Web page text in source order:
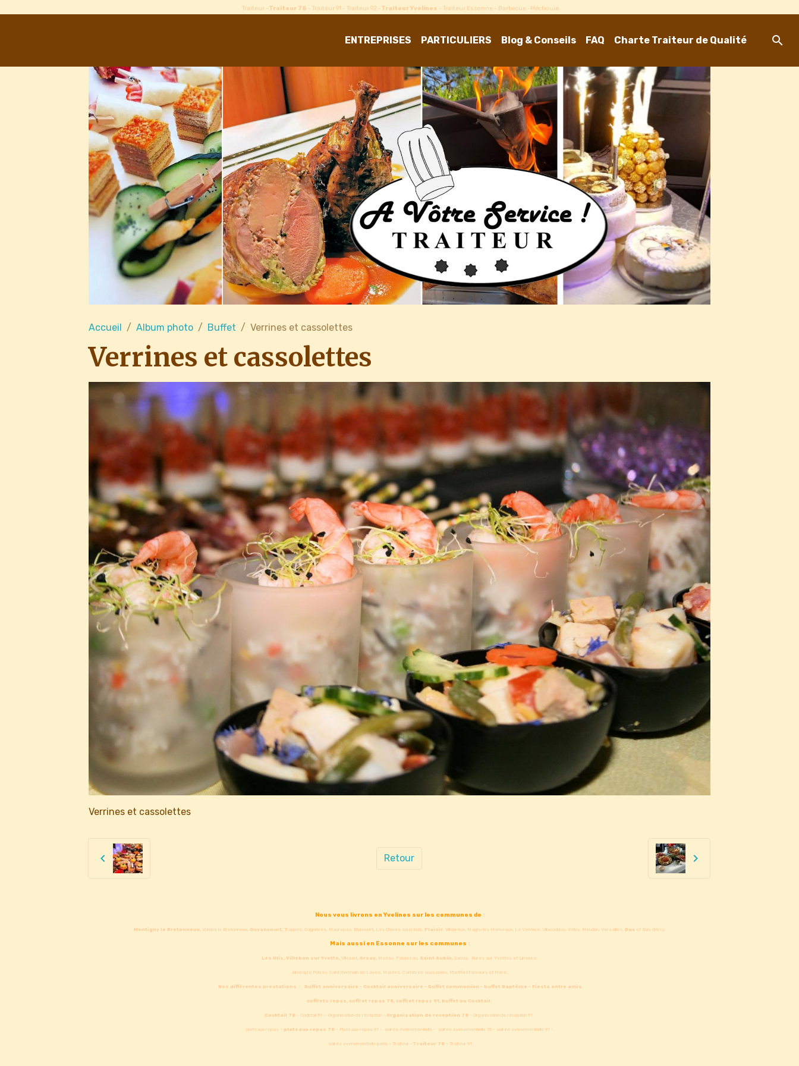
Traiteur -Traiteur 78 - Traiteur 91 - Traiteur 92 -Traiteur Yvelines - Traiteur Essonne - Barbecue -Méchouie
ENTREPRISES PARTICULIERS Blog & Conseils FAQ Charte Traiteur de Qualité
Accueil Album photo Buffet Verrines et cassolettes
Verrines et cassolettes
Verrines et cassolettes
Retour
Nous vous livrons en Yvelines sur les communes de :
Montigny le Bretonneux,Voisins le Bretonneux, Guyancourt,Trappes, Coignières, Maurepas, Elancourt,Les Clayes sous bois, Plaisir, Villepreux, Magny les Hameaux, La Verriere, Villacoublay, Vélizy, Meudon, Versailles, Buc et Bois d'Arcy.
Mais aussi en Essonne sur les communes :
Les Ulis, Villebon sur Yvette, Villejust, Orsay, Massy, Palaiseau, Saint Aubin, Saclay, Bures sur Yvettes et Limours.
Ainsi qu'à Poissy, Saint Germain en Layes, Mantes, Carrières sous poisy, Montfort l'amaury et Méré.
Nos différentes prestations : Buffet anniversaire - Cocktail anniversaire - Buffet communion - buffet Baptême - Fiesta entre amis
coffrets repas, coffret repas 78, coffret repas 91, buffet ou Cocktail.
Cocktail 78- Cocktail 91 - Organisation de réception - Organisation de reception 78- Organisation de reception 91
plateaux repas - plateaux repas 78- Plateaux repas 91 - soirée événementielle - soirée evenementielle 78 - soirée evenementielle 91 -
soirée evenementielle paris - Traiteur - Traiteur 78 - Traiteur 91